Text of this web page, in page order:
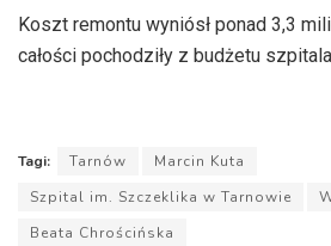
dźwiękowych
Koszt remontu wyniósł ponad 3,3
całości pochodziły z budżetu
Tagi: Tarnów
Marcin Kuta
Szpital im. Szczeklika w Tarnowie
Beata Chrościńska